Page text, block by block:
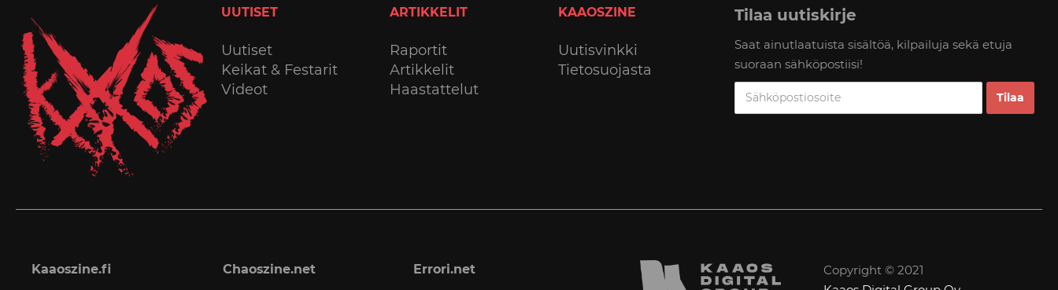
UUTISET
Uutiset
Keikat & Festarit
Videot
ARTIKKELIT
Raportit
Artikkelit
Haastattelut
KAAOSZINE
Uutisvinkki
Tietosuojasta
Tilaa uutiskirje
Saat ainutlaatuista sisältöä, kilpailuja sekä etuja
suoraan sähköpostiisi!
Kaaoszine.fi Chaoszine.net Errori.net
Copyright © 2021